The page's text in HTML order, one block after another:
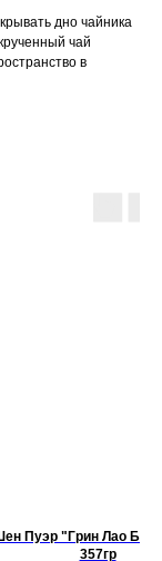
дно чайника
чай
в
Пуэр "Грин Лао
357гр